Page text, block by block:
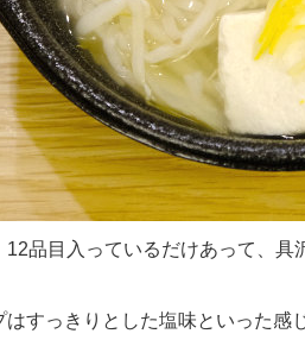
品目入っているだけあって、具
すっきりとした塩味といった